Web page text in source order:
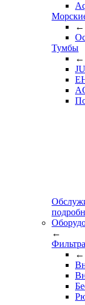
←
Тумбы
←
←
←